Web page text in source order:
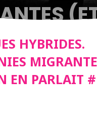
#13)
HYBRIDES.
EN PARLAIT